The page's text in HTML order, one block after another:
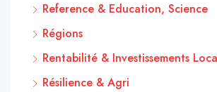
Reference & Education, Science
Régions
Rentabilité & Investissements
Résilience & Agri